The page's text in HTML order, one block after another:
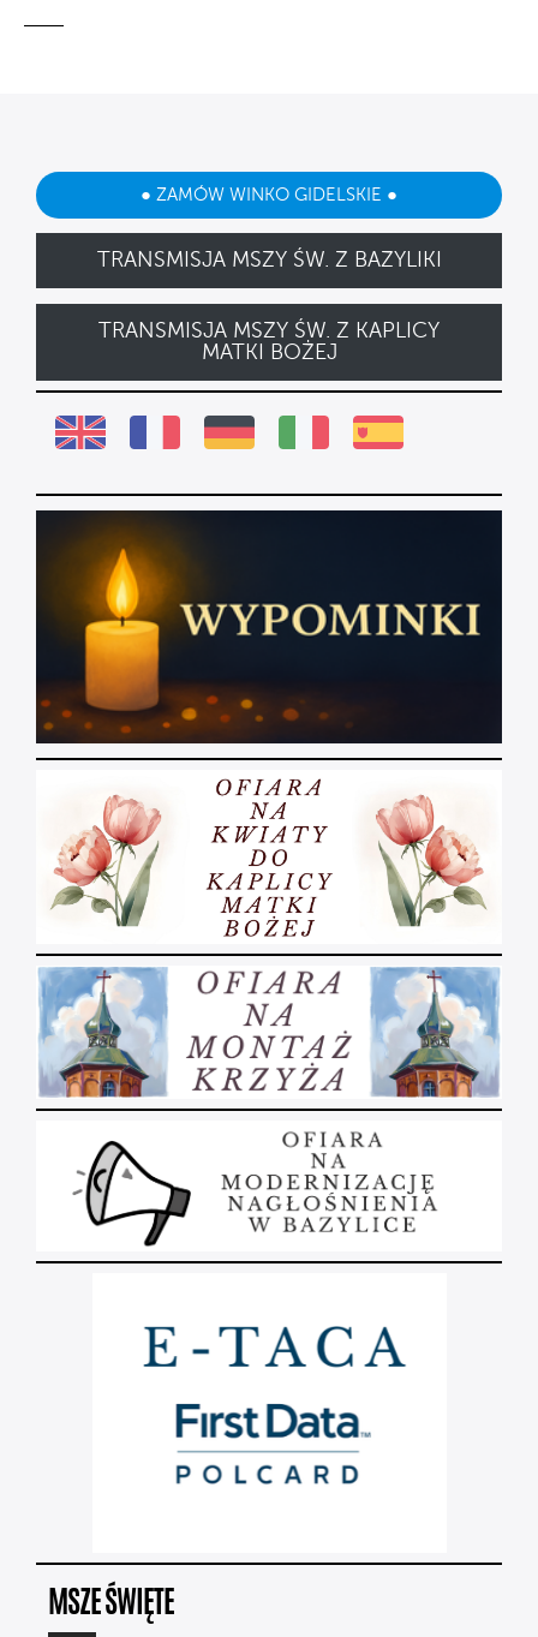
● ZAMÓW WINKO GIDELSKIE ●
TRANSMISJA MSZY ŚW. Z BAZYLIKI
TRANSMISJA MSZY ŚW. Z KAPLICY
MATKI BOŻEJ
MSZE ŚWIĘTE